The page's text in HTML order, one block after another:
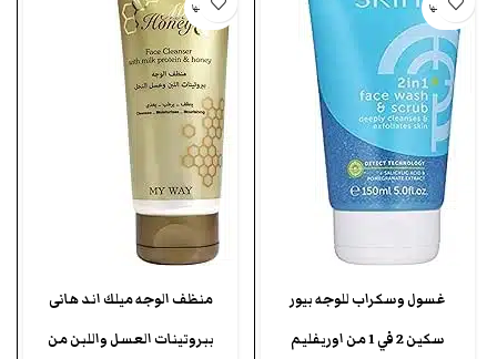
بيعت كلها
غسول وسكراب للوجه بيور
سكين 2 في 1 من اوريفليم
بيعت كلها
منظف الوجه ميلك اند هانى
ببروتينات العسل واللبن من